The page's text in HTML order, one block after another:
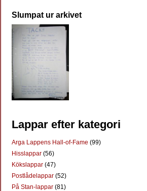
Slumpat ur arkivet
Lappar efter kategori
Arga Lappens Hall-of-Fame (99)
Hisslappar (56)
Kökslappar (47)
Postlådelappar (52)
På Stan-lappar (81)